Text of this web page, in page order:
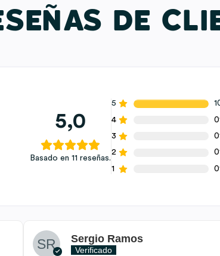
DE
5,0
Basado en 11 reseñas.
5
4
3
2
1
Sergio Ramos
Verificado